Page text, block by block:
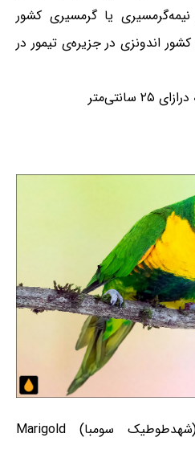
یا گرمسیری کشور
اندونزی در جزیره‌ی تیمور در
شهدطوطیک زرین‌فام (شهدطوطیک سومبا) Marigold